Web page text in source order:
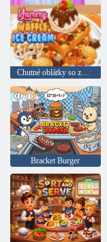
Chutné oblátky so zmrzlinou
Bracket Burger